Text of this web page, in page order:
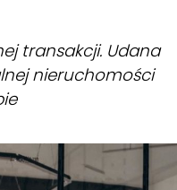
transakcji. Udana
nieruchomości